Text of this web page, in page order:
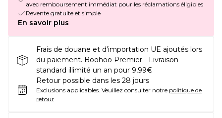
avec remboursement immédiat pour les réclamations éligibles
Revente gratuite et simple
En savoir plus
Frais de douane et d’importation UE ajoutés lors
du paiement. Boohoo Premier - Livraison
standard illimité un an pour 9,99€
Retour possible dans les 28 jours
Exclusions applicables. Veuillez consulter notre politique de
retour